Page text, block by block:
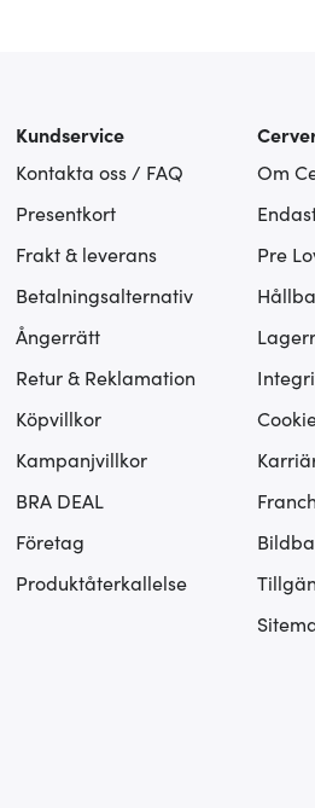
Kundservice
Kontakta oss / FAQ
Presentkort
Frakt & leverans
Betalningsalternativ
Ångerrätt
Retur & Reklamation
Köpvillkor
Kampanjvillkor
BRA DEAL
Företag
Produktåterkallelse
Om
Pre